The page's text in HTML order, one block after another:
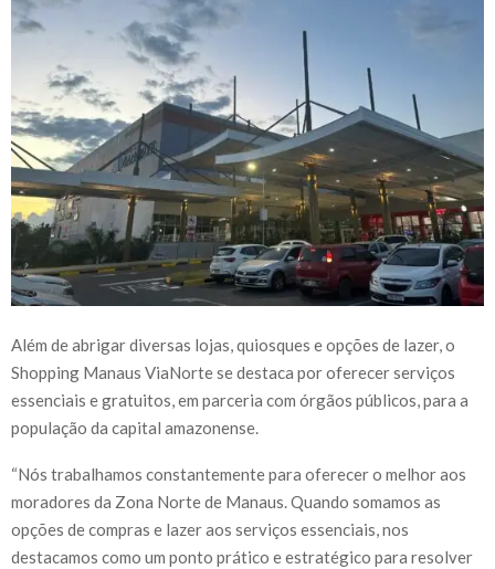
Além de abrigar diversas lojas, quiosques e opções de lazer, o
Shopping Manaus ViaNorte se destaca por oferecer serviços
essenciais e gratuitos, em parceria com órgãos públicos, para a
população da capital amazonense.
“Nós trabalhamos constantemente para oferecer o melhor aos
moradores da Zona Norte de Manaus. Quando somamos as
opções de compras e lazer aos serviços essenciais, nos
destacamos como um ponto prático e estratégico para resolver